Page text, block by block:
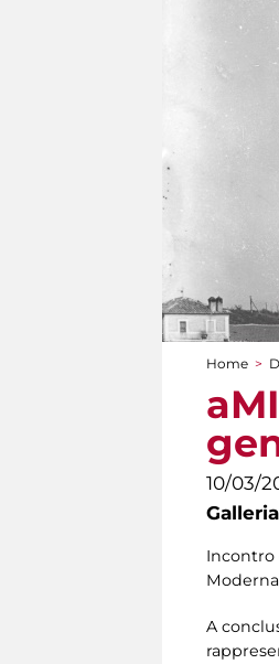
You
Home >
10/03/
Incontro
A